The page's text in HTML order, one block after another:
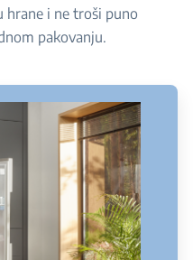
hrane i ne troši puno
pakovanju.